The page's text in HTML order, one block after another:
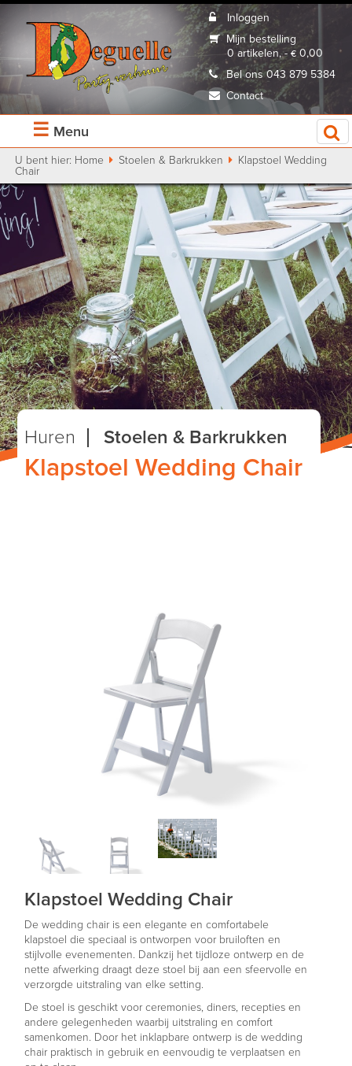
Inloggen
Mijn bestelling
0 artikelen, - € 0,00
Bel ons 043 879 5384
Contact
☰ Menu
U bent hier: Home Stoelen & Barkrukken
Klapstoel Wedding
Chair
Huren Stoelen & Barkrukken
Klapstoel Wedding Chair
Klapstoel Wedding Chair
De wedding chair is een elegante en comfortabele
klapstoel die speciaal is ontworpen voor bruiloften en
stijlvolle evenementen. Dankzij het tijdloze ontwerp en de
nette afwerking draagt deze stoel bij aan een sfeervolle en
verzorgde uitstraling van elke setting.
De stoel is geschikt voor ceremonies, diners, recepties en
andere gelegenheden waarbij uitstraling en comfort
samenkomen. Door het inklapbare ontwerp is de wedding
chair praktisch in gebruik en eenvoudig te verplaatsen en